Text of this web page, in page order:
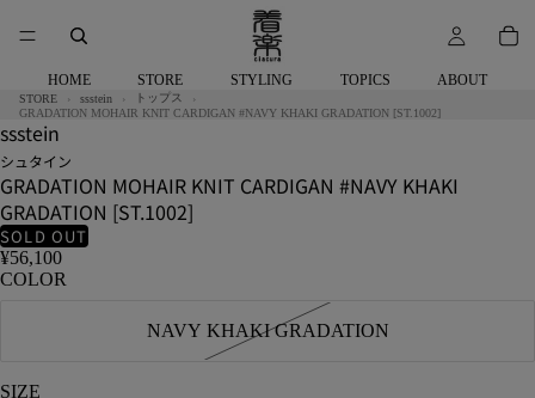
HOME STORE STYLING TOPICS ABOUT
STORE ssstein
トップス
GRADATION MOHAIR KNIT CARDIGAN #NAVY KHAKI GRADATION [ST.1002]
ssstein
シュタイン
GRADATION MOHAIR KNIT CARDIGAN #NAVY KHAKI
GRADATION [ST.1002]
SOLD OUT
¥56,100
COLOR
NAVY KHAKI GRADATION
SIZE